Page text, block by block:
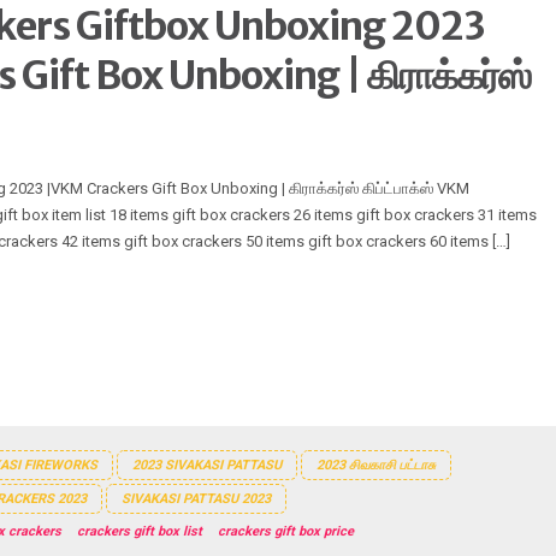
Giftbox Unboxing 2023
Gift Box Unboxing | கிராக்கர்ஸ்
|VKM Crackers Gift Box Unboxing | கிராக்கர்ஸ் கிப்ட்பாக்ஸ் VKM
box item list 18 items gift box crackers 26 items gift box crackers 31 items
42 items gift box crackers 50 items gift box crackers 60 items […]
FIREWORKS 2023 SIVAKASI PATTASU 2023 சிவகாசி பட்டாசு
2023 SIVAKASI PATTASU 2023
crackers crackers gift box list
crackers gift box price